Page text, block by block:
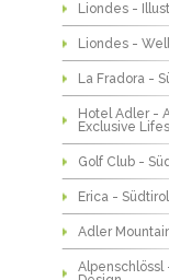
Liondes -
Liondes -
La Fradora -
Hotel Adler -
Exclusive
Golf Club -
Erica -
Adler